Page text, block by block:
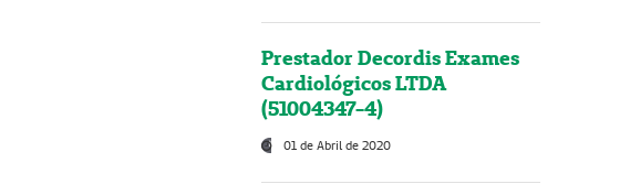
Prestador Decordis Exames
Cardiológicos LTDA
(51004347-4)
01 de Abril de 2020